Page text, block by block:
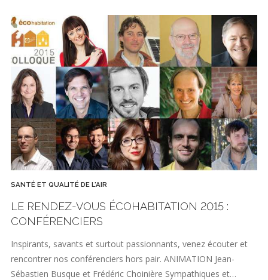
SANTÉ ET QUALITÉ DE L'AIR
LE RENDEZ-VOUS ÉCOHABITATION 2015 :
CONFÉRENCIERS
Inspirants, savants et surtout passionnants, venez écouter et
rencontrer nos conférenciers hors pair. ANIMATION Jean-
Sébastien Busque et Frédéric Choinière Sympathiques et…